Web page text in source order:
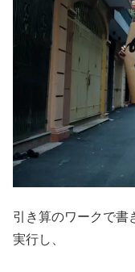
引き算のワークで書
実行し、